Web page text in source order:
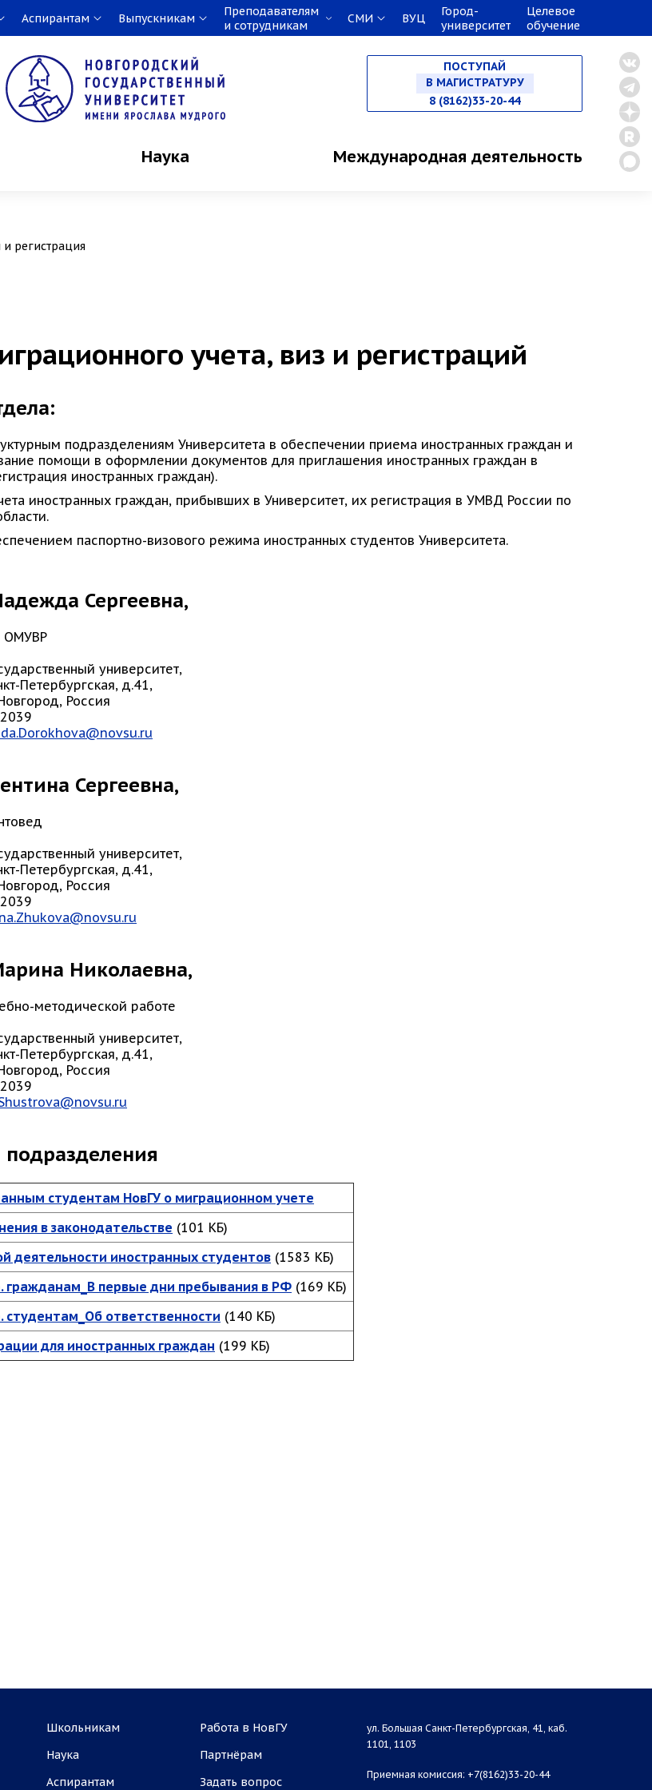
Аспирантам Выпускникам
Преподавателям
и сотрудникам
СМИ ВУЦ
Город-
университет
Целевое
обучение
ПОСТУПАЙ
НА СПЕЦИАЛИТЕТ
В МАГИСТРАТУРУ
8 (8162)33-20-44
Наука Международная деятельность
регистрация
учета, виз и регистраций
подразделениям Университета в обеспечении приема иностранных граждан и
помощи в оформлении документов для приглашения иностранных граждан в
иностранных граждан).
иностранных граждан, прибывших в Университет, их регистрация в УМВД России по
паспортно-визового режима иностранных студентов Университета.
Сергеевна,
ОМУВР
университет,
Петербургская, д.41,
Россия
Сергеевна,
университет,
Петербургская, д.41,
Россия
Николаевна,
методической работе
университет,
Петербургская, д.41,
Россия
студентам НовГУ о миграционном учете
в законодательстве (101 КБ)
деятельности иностранных студентов (1583 КБ)
гражданам_В первые дни пребывания в РФ (169 КБ)
студентам_Об ответственности (140 КБ)
для иностранных граждан (199 КБ)
Школьникам
Наука
Аспирантам
Работа в НовГУ
Партнёрам
Задать вопрос
ул. Большая Санкт-Петербургская, 41, каб.
1101, 1103
Приемная комиссия: +7(8162)33-20-44